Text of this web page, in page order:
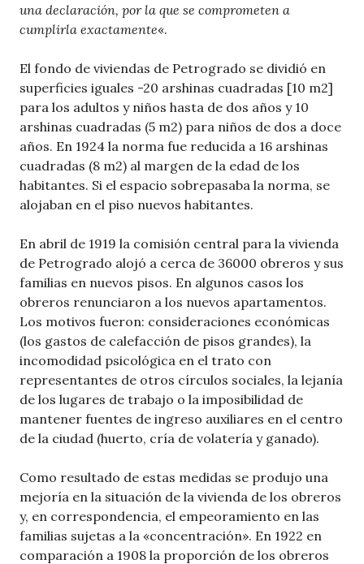
una declaración, por la que se comprometen a
cumplirla exactamente«.
El fondo de viviendas de Petrogrado se dividió en
superficies iguales -20 arshinas cuadradas [10 m2]
para los adultos y niños hasta de dos años y 10
arshinas cuadradas (5 m2) para niños de dos a doce
años. En 1924 la norma fue reducida a 16 arshinas
cuadradas (8 m2) al margen de la edad de los
habitantes. Si el espacio sobrepasaba la norma, se
alojaban en el piso nuevos habitantes.
En abril de 1919 la comisión central para la vivienda
de Petrogrado alojó a cerca de 36000 obreros y sus
familias en nuevos pisos. En algunos casos los
obreros renunciaron a los nuevos apartamentos.
Los motivos fueron: consideraciones económicas
(los gastos de calefacción de pisos grandes), la
incomodidad psicológica en el trato con
representantes de otros círculos sociales, la lejanía
de los lugares de trabajo o la imposibilidad de
mantener fuentes de ingreso auxiliares en el centro
de la ciudad (huerto, cría de volatería y ganado).
Como resultado de estas medidas se produjo una
mejoría en la situación de la vivienda de los obreros
y, en correspondencia, el empeoramiento en las
familias sujetas a la «concentración». En 1922 en
comparación a 1908 la proporción de los obreros